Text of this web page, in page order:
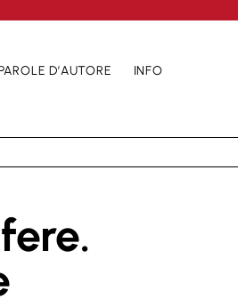
D’AUTORE INFO